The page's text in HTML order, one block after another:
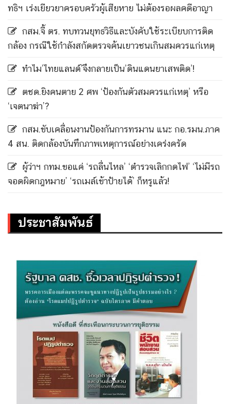
ทธิฯ เร่งเยียวยาครอบครัวผู้เสียหาย ไม่ต้องรอผลคดีอาญา
กสม.จี้ ตร. ทบทวนยุทธวิธีและบังคับใช้ระเบียบการติด
กล้อง กรณีใช้กำลังสกัดตรวจค้นเยาวชนเกินสมควรแก่เหตุ
ทำไม’ไทยแลนด์’จึงกลายเป็น’ดินแดนยาเสพติด’!
ตชด.ยิงคนตาย 2 ศพ ‘ป้องกันตัวสมควรแก่เหตุ’ หรือ
‘เจตนาฆ่า’?
กสม.ขับเคลื่อนงานป้องกันการทรมาน แนะ กอ.รมน.ภาค
4 สน. ติดกล้องบันทึกภาพเหตุการณ์อย่างเคร่งครัด
ผู้ว่าฯ กทม.ขอแค่ ‘รถลื่นไหล’ ‘ตำรวจเลิกกดไฟ’ ‘ไม่มีรถ
จอดผิดกฎหมาย’ ‘รถเมล์เข้าป้ายได้’ ก็หรูแล้ว!
ประชาสัมพันธ์